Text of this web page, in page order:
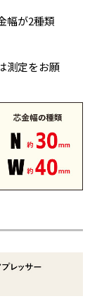
幅が2種類
測定をお願